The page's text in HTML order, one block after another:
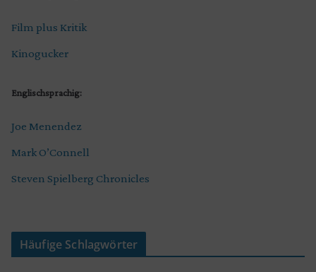
Film plus Kritik
Kinogucker
Englischsprachig:
Joe Menendez
Mark O’Connell
Steven Spielberg Chronicles
Häufige Schlagwörter